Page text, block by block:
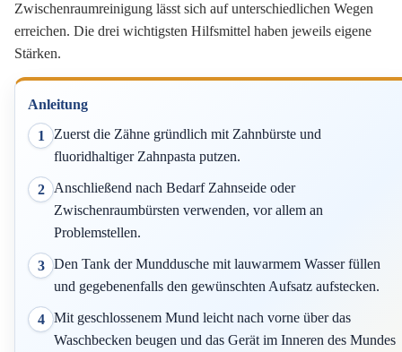
Zwischenraumreinigung lässt sich auf unterschiedlichen Wegen
erreichen. Die drei wichtigsten Hilfsmittel haben jeweils eigene
Stärken.
Anleitung
1
Zuerst die Zähne gründlich mit Zahnbürste und
fluoridhaltiger Zahnpasta putzen.
2
Anschließend nach Bedarf Zahnseide oder
Zwischenraumbürsten verwenden, vor allem an
Problemstellen.
3
Den Tank der Munddusche mit lauwarmem Wasser füllen
und gegebenenfalls den gewünschten Aufsatz aufstecken.
4
Mit geschlossenem Mund leicht nach vorne über das
Waschbecken beugen und das Gerät im Inneren des Mundes